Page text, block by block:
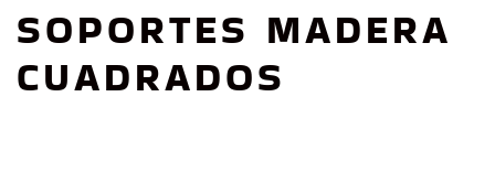
SOPORTES MADERA
CUADRADOS